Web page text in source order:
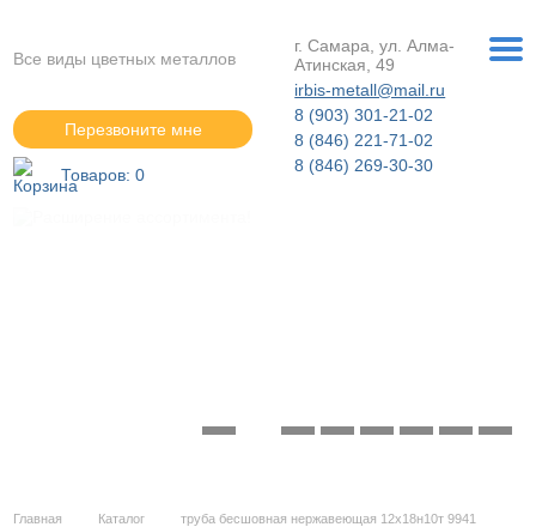
Все виды цветных металлов
г. Самара, ул. Алма-
Атинская, 49
irbis-metall@mail.ru
8 (903) 301-21-02
8 (846) 221-71-02
8 (846) 269-30-30
Перезвоните мне
Товаров:0
Главная Каталог труба бесшовная нержавеющая 12х18н10т 9941